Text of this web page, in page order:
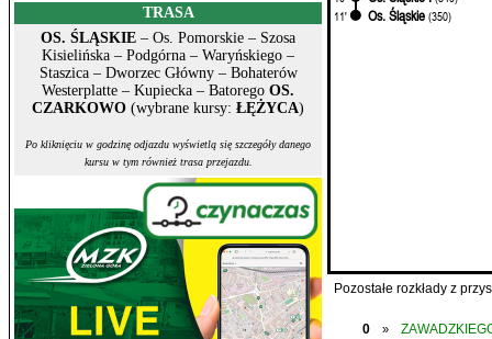
TRASA
OS. ŚLĄSKIE – Os. Pomorskie – Szosa
Kisielińska – Podgórna – Waryńskiego –
Staszica – Dworzec Główny – Bohaterów
Westerplatte – Kupiecka – Batorego OS.
CZARKOWO (wybrane kursy: ŁĘŻYCA)
Po kliknięciu w godzinę odjazdu wyświetlą się szczegóły danego
kursu w tym również trasa przejazdu.
11'
Os. Śląskie (350)
Pozostałe rozkłady z
0 »